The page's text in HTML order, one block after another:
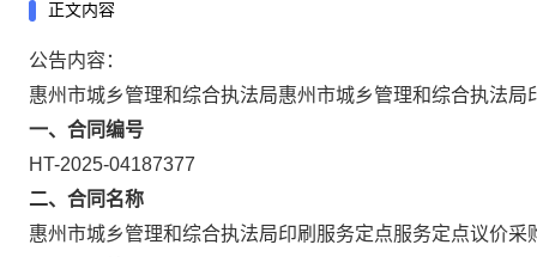
正文内容
公告内容：
惠州市城乡管理和综合执法局惠州市城乡管理和综合执法
一、合同编号
HT-2025-04187377
二、合同名称
惠州市城乡管理和综合执法局印刷服务定点服务定点议价采